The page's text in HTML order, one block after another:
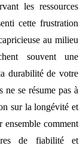
les ressources
cette frustration
au milieu
souvent une
durabilité de votre
se résume pas à
sur la longévité et
ensemble comment
de fiabilité et